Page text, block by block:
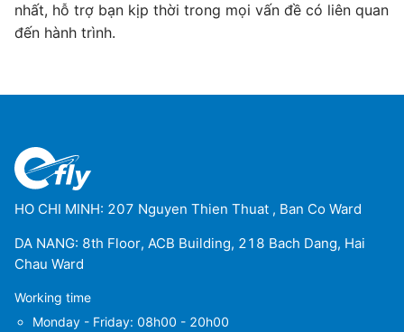
nhất, hỗ trợ bạn kịp thời trong mọi vấn đề có liên quan
đến hành trình.
HO CHI MINH: 207 Nguyen Thien Thuat , Ban Co Ward
DA NANG: 8th Floor, ACB Building, 218 Bach Dang, Hai
Chau Ward
Working time
Monday - Friday: 08h00 - 20h00